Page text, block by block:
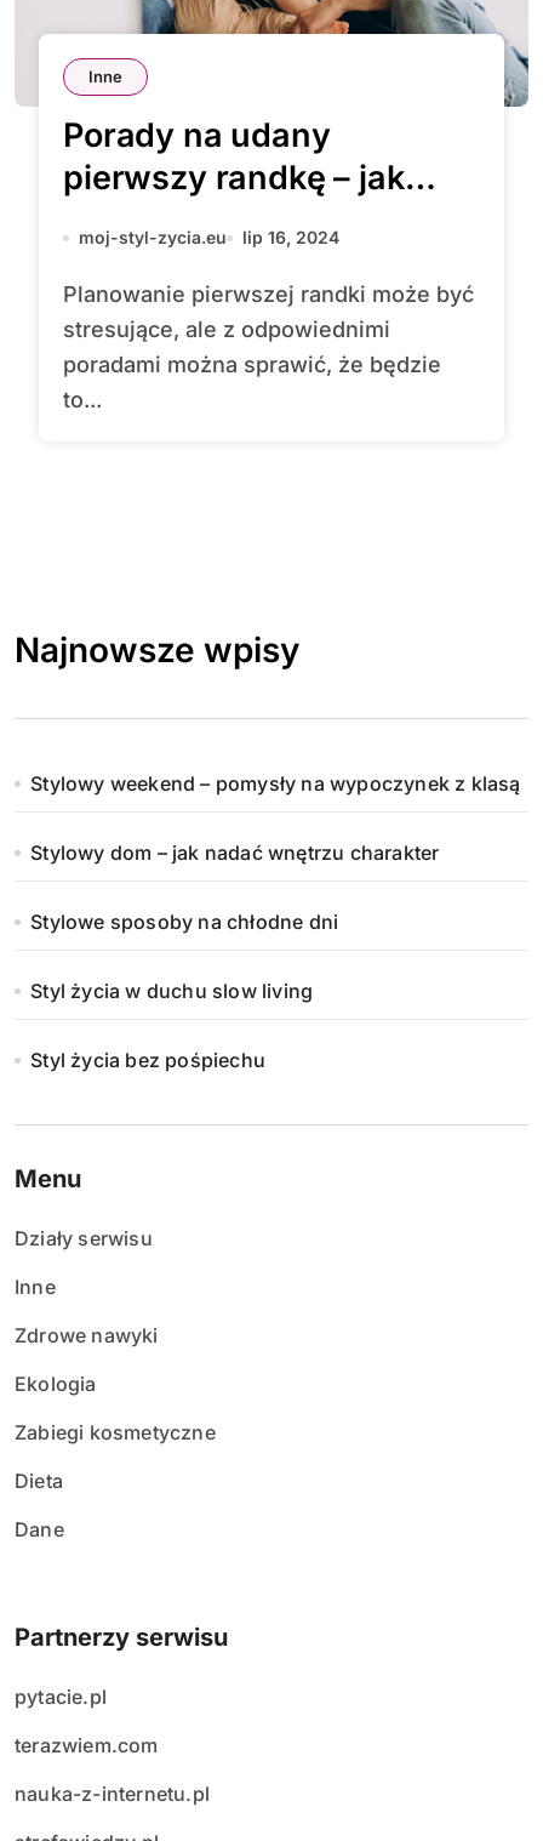
Inne
Porady na udany
pierwszy randkę – jak
zrobić dobre wrażenie?
moj-styl-zycia.eu lip 16, 2024
Planowanie pierwszej randki może być
stresujące, ale z odpowiednimi
poradami można sprawić, że będzie
to...
Najnowsze wpisy
Stylowy weekend – pomysły na wypoczynek z klasą
Stylowy dom – jak nadać wnętrzu charakter
Stylowe sposoby na chłodne dni
Styl życia w duchu slow living
Styl życia bez pośpiechu
Menu
Działy serwisu
Inne
Zdrowe nawyki
Ekologia
Zabiegi kosmetyczne
Dieta
Dane
Partnerzy serwisu
pytacie.pl
terazwiem.com
nauka-z-internetu.pl